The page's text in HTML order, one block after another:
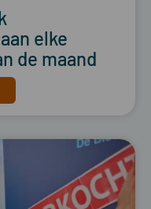
elke
de maand